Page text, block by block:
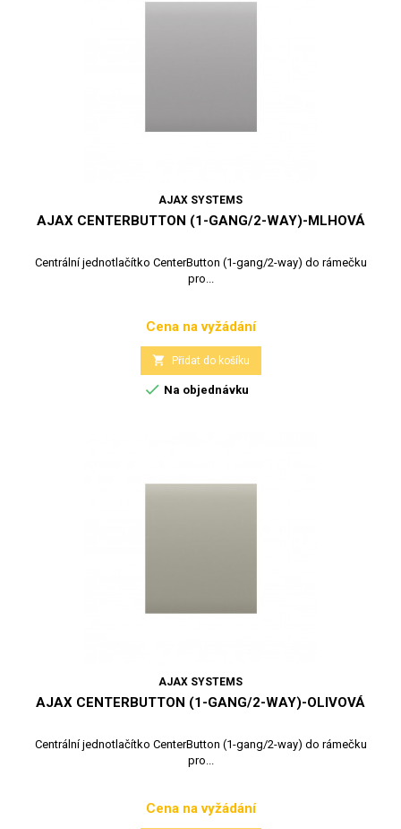
AJAX SYSTEMS
AJAX CENTERBUTTON (1-GANG/2-WAY)-MLHOVÁ
Centrální jednotlačítko CenterButton (1-gang/2-way) do rámečku
pro...
Cena
Cena na vyžádání
 Přidat do košíku
 Na objednávku
AJAX SYSTEMS
AJAX CENTERBUTTON (1-GANG/2-WAY)-OLIVOVÁ
Centrální jednotlačítko CenterButton (1-gang/2-way) do rámečku
pro...
Cena
Cena na vyžádání